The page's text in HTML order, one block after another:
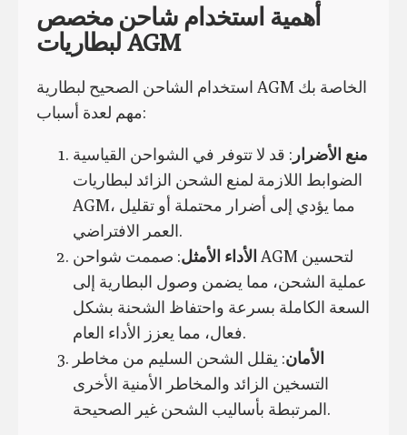
أهمية استخدام شاحن مخصص
لبطاريات AGM
استخدام الشاحن الصحيح لبطارية AGM الخاصة بك
مهم لعدة أسباب:
منع الأضرار : قد لا تتوفر في الشواحن القياسية
الضوابط اللازمة لمنع الشحن الزائد لبطاريات
AGM، مما يؤدي إلى أضرار محتملة أو تقليل
العمر الافتراضي.
الأداء الأمثل: صممت شواحن AGM لتحسين
عملية الشحن، مما يضمن وصول البطارية إلى
السعة الكاملة بسرعة واحتفاظ الشحنة بشكل
فعال، مما يعزز الأداء العام.
الأمان: يقلل الشحن السليم من مخاطر
التسخين الزائد والمخاطر الأمنية الأخرى
المرتبطة بأساليب الشحن غير الصحيحة.